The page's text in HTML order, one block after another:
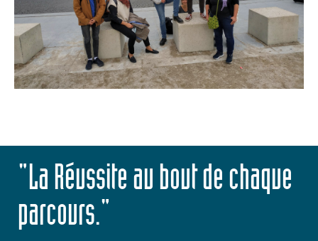
"La Réussite au bout de chaque
parcours."